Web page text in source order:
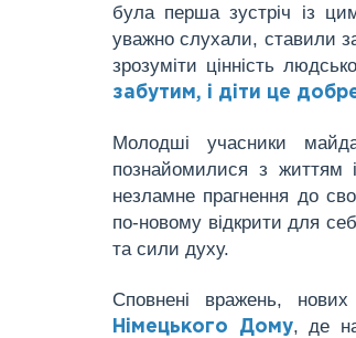
була перша зустріч із
уважно слухали, ставили
зрозуміти цінність
забутим, і діти це
Молодші учасники
познайомилися з життям
незламне прагнення до
по-новому відкрити для
та сили духу.
Сповнені вражень,
Німецького Дому, де